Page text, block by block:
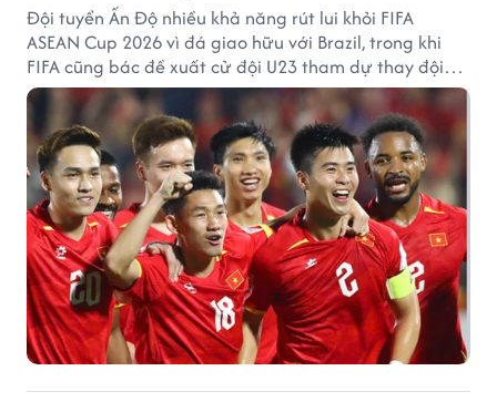
Đội tuyển Ấn Độ nhiều khả năng rút lui khỏi FIFA
ASEAN Cup 2026 vì đá giao hữu với Brazil, trong khi
FIFA cũng bác đề xuất cử đội U23 tham dự thay đội
tuyển quốc gia.